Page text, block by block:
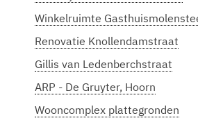
Winkelruimte
Renovatie Knollendamstraat
Gillis van Ledenberchstraat
ARP - De Gruyter, Hoorn
Wooncomplex plattegronden